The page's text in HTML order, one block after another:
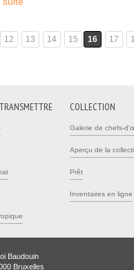
12 13 14 15 16 17
COLLECTION
Galerie de chefs-
Aperçu de la
Prêt
Inventaires en ligne
Baudouin
Bruxelles